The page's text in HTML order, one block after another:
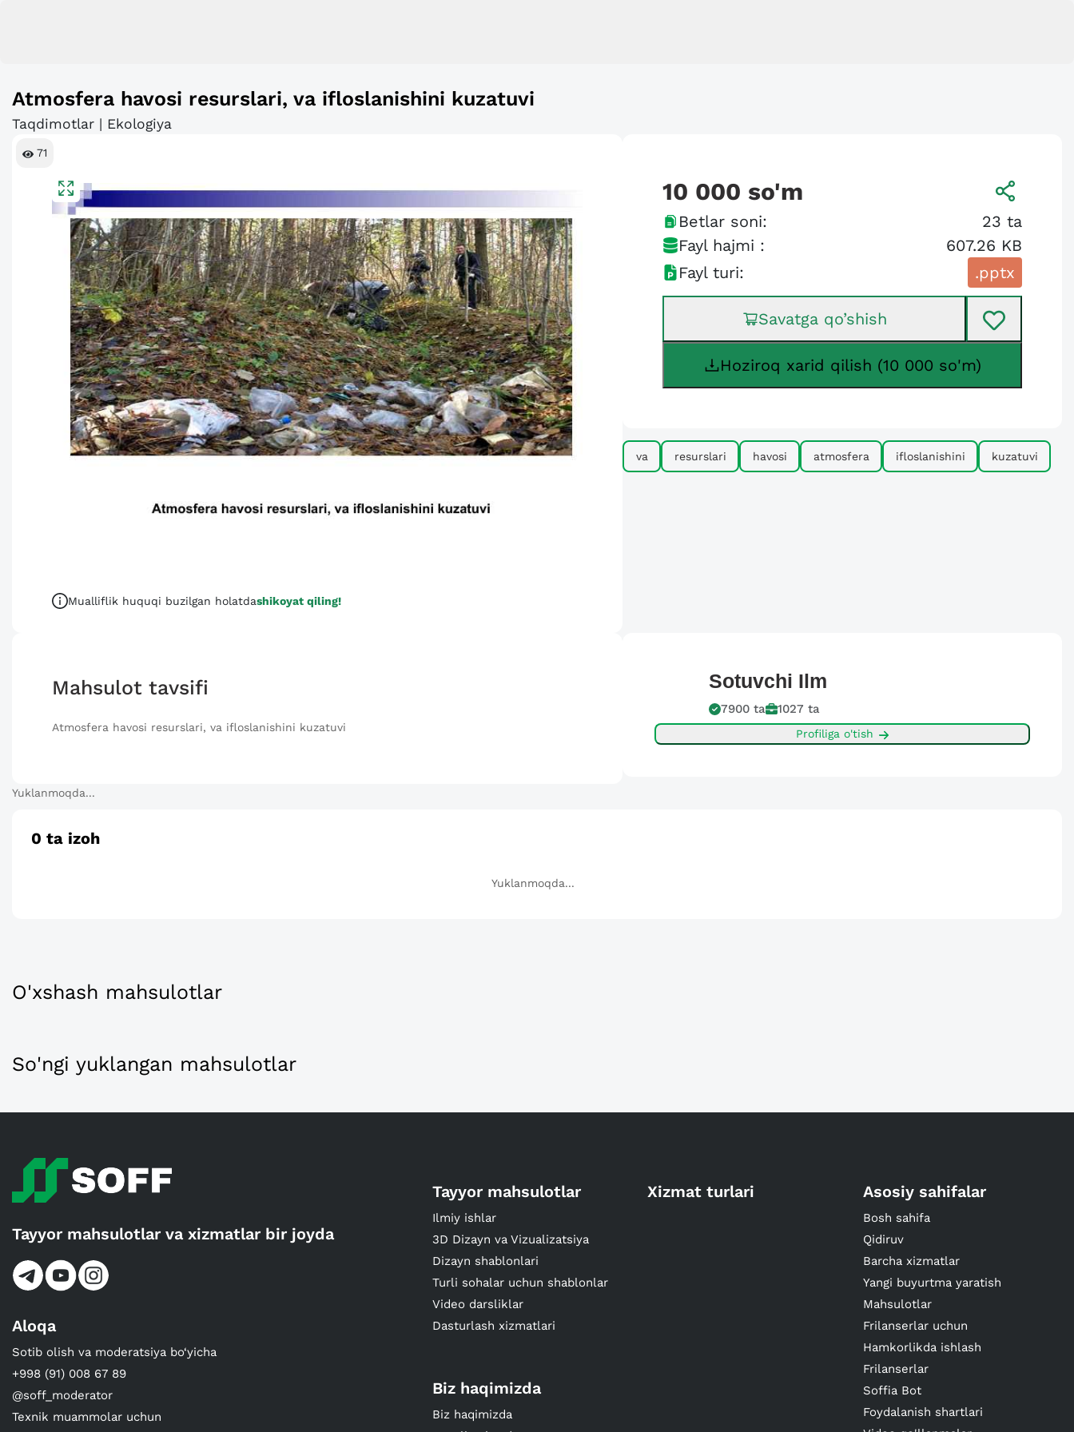
Atmosfera havosi resurslari, va ifloslanishini kuzatuvi
Taqdimotlar | Ekologiya
71
Mualliflik huquqi buzilgan holatdashikoyat qiling!
10 000 so'm
Betlar soni: 23 ta
Fayl hajmi :
607.26 KB
Fayl turi:
.pptx
Savatga qo’shish
Hoziroq xarid qilish (10 000 so'm)
va resurslari havosi atmosfera ifloslanishini kuzatuvi
Mahsulot tavsifi
Atmosfera havosi resurslari, va ifloslanishini kuzatuvi
Sotuvchi Ilm
7900 ta 1027 ta
Profiliga o'tish
Yuklanmoqda...
0 ta izoh
Yuklanmoqda...
O'xshash mahsulotlar
So'ngi yuklangan mahsulotlar
Tayyor mahsulotlar va xizmatlar bir joyda
Aloqa
Sotib olish va moderatsiya bo‘yicha
+998 (91) 008 67 89
@soff_moderator
Texnik muammolar uchun
Tayyor mahsulotlar
Ilmiy ishlar
3D Dizayn va Vizualizatsiya
Dizayn shablonlari
Turli sohalar uchun shablonlar
Video darsliklar
Dasturlash xizmatlari
Xizmat turlari Asosiy sahifalar
Bosh sahifa
Qidiruv
Barcha xizmatlar
Yangi buyurtma yaratish
Mahsulotlar
Frilanserlar uchun
Hamkorlikda ishlash
Frilanserlar
Soffia Bot
Foydalanish shartlari
Biz haqimizda
Biz haqimizda